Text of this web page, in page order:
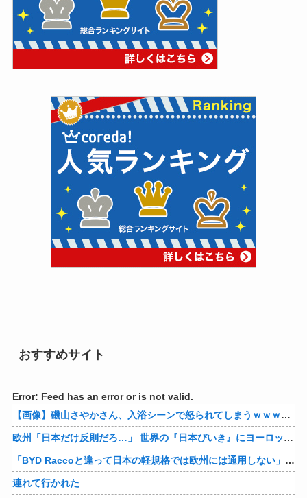
おすすめサイト
Error: Feed has an error or is not valid.
【画像】磯山さやかさん、入浴シーンで怒られてしまうｗｗｗｗｗｗ
欧州「日本だけ反則だろ…」 世界の『日本びいき』にヨーロッパ全土から不満の声
「BYD Raccoと違って日本の軽規格では欧州には通用しない」と自動車系ライターが示唆、だが速攻で反例を提示されて即落ち二コマ状態に……
連れて行かれた